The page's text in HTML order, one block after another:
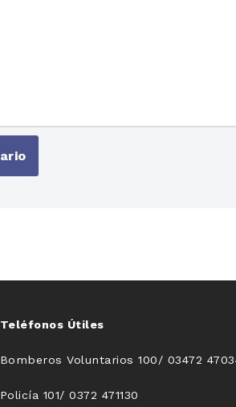
Teléfonos Útiles
Bomberos Voluntarios 100/ 03472
Policía 101/ 0372 471130